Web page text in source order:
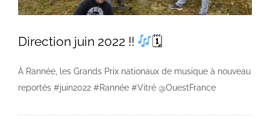
Direction juin 2022 !! 🗓
À Rannée, les Grands Prix nationaux de musique à nouveau
reportés #juin2022 #Rannée #Vitré @OuestFrance